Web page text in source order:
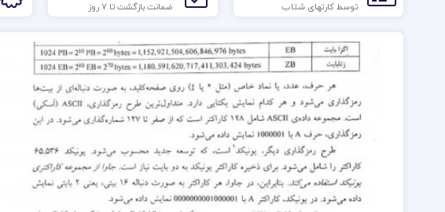
توسط کارتهای شتاب ضمانت بازگشت تا 7 روز